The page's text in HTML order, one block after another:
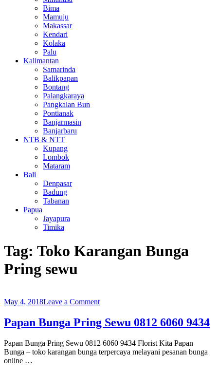
Bima
Mamuju
Makassar
Kendari
Kolaka
Palu
Kalimantan
Samarinda
Balikpapan
Bontang
Palangkaraya
Pangkalan Bun
Pontianak
Banjarmasin
Banjarbaru
NTB & NTT
Kupang
Lombok
Mataram
Bali
Denpasar
Badung
Tabanan
Papua
Jayapura
Timika
Tag: Toko Karangan Bunga
Pring sewu
May 4, 2018Leave a Commenton
Bunga
Pring
0812
6060
Papan Bunga Pring Sewu 0812 6060 9434
Papan Bunga Pring Sewu 0812 6060 9434 Florist Kita Papan
Bunga – toko karangan bunga terpercaya melayani pesanan bunga
online …